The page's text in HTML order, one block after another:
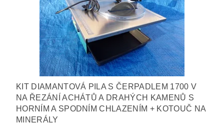
KIT DIAMANTOVÁ PILA S ČERPADLEM 1700 V
NA ŘEZÁNÍ ACHÁTŮ A DRAHÝCH KAMENŮ S
HORNÍM A SPODNÍM CHLAZENÍM + KOTOUČ NA
MINERÁLY